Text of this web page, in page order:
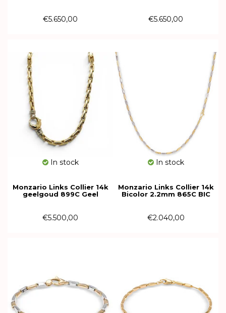
€5.650,00 €5.650,00
In stock
Monzario Links Collier 14k
geelgoud 899C Geel
€5.500,00
In stock
Monzario Links Collier 14k
Bicolor 2.2mm 865C BIC
€2.040,00